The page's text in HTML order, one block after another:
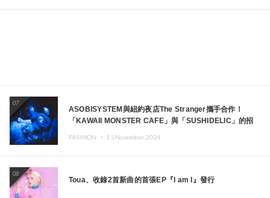
07
ASOBISYSTEM與紐約夜店The Stranger攜手合作！
「KAWAII MONSTER CAFE」與「SUSHIDELIC」的招
FASHION ・ 15.November.2024
08
Toua、收錄2首新曲的首張EP『I am I』發行